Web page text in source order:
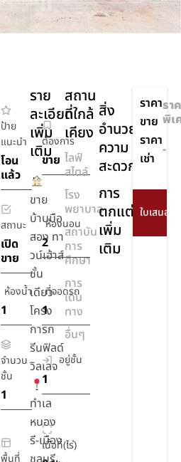
ป้าย
แนะนำ
โอน
แล้ว
ต้องการ
ขาย
สถานะ
เปิด
ขาย
ห้องนอน
2
ห้องน้ำ
1
ที่จอดรถ
1
จำนวน
ชั้น
1
อยู่ชั้น
1
พื้นที่
เนื้อที่(ไร่)
ราย
ละเอียด
เพิ่ม
เติม
ขาย
บ้านมือ
สอง ทา
วน์เฮ้าส์
ชั้น
เดียว
โครง
การก
รีนฟิลด์
วิลเลจ
ทำเล
หนอง
รี-เมือง
สถาน
ที่ใกล้
เคียง
ไลฟ์
สไตล์
โรง
พยาบาล
สถาบัน
การ
ศึกษา
การ
เดิน
ทาง
อื่นๆ
สิ่ง
อำนวย
ความ
สะดวก
การ
ตกแต่ง
เพิ่ม
เติม
ราคา
ขาย
รา
พิเ
ราคา
เช่า
-